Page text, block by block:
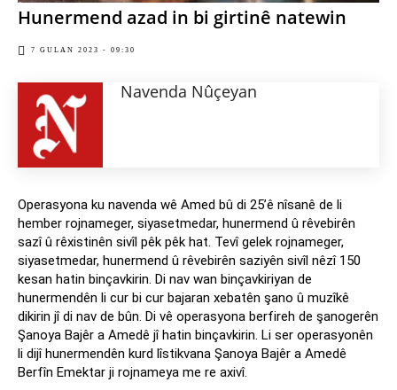
Hunermend azad in bi girtinê natewin
7 GULAN 2023 - 09:30
Navenda Nûçeyan
Operasyona ku navenda wê Amed bû di 25’ê nîsanê de li
hember rojnameger, siyasetmedar, hunermend û rêvebirên
sazî û rêxistinên sivîl pêk pêk hat. Tevî gelek rojnameger,
siyasetmedar, hunermend û rêvebirên saziyên sivîl nêzî 150
kesan hatin binçavkirin. Di nav wan binçavkiriyan de
hunermendên li cur bi cur bajaran xebatên şano û muzîkê
dikirin jî di nav de bûn. Di vê operasyona berfireh de şanogerên
Şanoya Bajêr a Amedê jî hatin binçavkirin. Li ser operasyonên
li dijî hunermendên kurd lîstikvana Şanoya Bajêr a Amedê
Berfîn Emektar ji rojnameya me re axivî.